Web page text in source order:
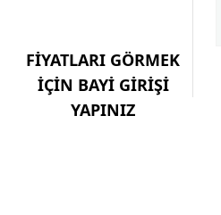
FİYATLARI GÖRMEK
İÇİN BAYİ GİRİŞİ
YAPINIZ